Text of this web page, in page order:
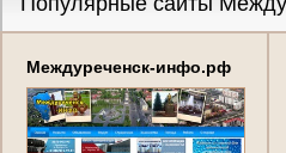
Междуреченск-инфо.рф